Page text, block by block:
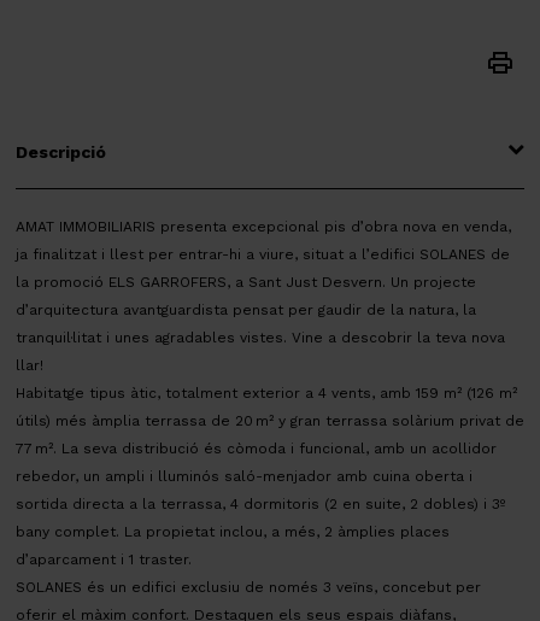
Descripció
AMAT IMMOBILIARIS presenta excepcional pis d’obra nova en venda,
ja finalitzat i llest per entrar-hi a viure, situat a l’edifici SOLANES de
la promoció ELS GARROFERS, a Sant Just Desvern. Un projecte
d’arquitectura avantguardista pensat per gaudir de la natura, la
tranquil·litat i unes agradables vistes. Vine a descobrir la teva nova
llar!
Habitatge tipus àtic, totalment exterior a 4 vents, amb 159 m² (126 m²
útils) més àmplia terrassa de 20 m² y gran terrassa solàrium privat de
77 m². La seva distribució és còmoda i funcional, amb un acollidor
rebedor, un ampli i lluminós saló-menjador amb cuina oberta i
sortida directa a la terrassa, 4 dormitoris (2 en suite, 2 dobles) i 3º
bany complet. La propietat inclou, a més, 2 àmplies places
d’aparcament i 1 traster.
SOLANES és un edifici exclusiu de només 3 veïns, concebut per
oferir el màxim confort. Destaquen els seus espais diàfans,